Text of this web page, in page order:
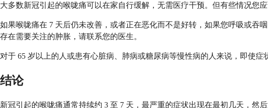
大多数新冠引起的喉咙痛可以在家自行缓解，无需医疗干预。但有些情况您
如果喉咙痛在 7 天后仍未改善，或者正在恶化而不是好转，如果您呼吸或吞
存在需要关注的肿胀，请联系您的医生。
对于 65 岁以上的人或患有心脏病、肺病或糖尿病等慢性病的人来说，即使
结论
新冠引起的喉咙痛通常持续约 3 至 7 天，最严重的症状出现在最初几天，